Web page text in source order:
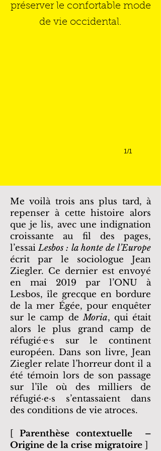
préserver le confortable mode
de vie occidental.
1/1
Me voilà trois ans plus tard, à
repenser à cette histoire alors
que je lis, avec une indignation
croissante au fil des pages,
l’essaiLesbos : la honte de l’Europe
écrit par
le sociologue Jean
Ziegler. Ce dernier est envoyé
en mai 2019 par l’ONU à
Lesbos, île grecque en bordure
de la mer Égée, pour enquêter
sur le camp deMoria, qui était
alors le plus grand camp de
réfugiéᐧeᐧs sur le continent
européen. Dans son livre, Jean
Ziegler relate l’horreur dont il a
été témoin lors de son passage
sur l’île où des milliers de
réfugié·e·s s’entassaient dans
des conditions de vie atroces.
Parenthèse contextuelle
–
Origine de la crise migratoire